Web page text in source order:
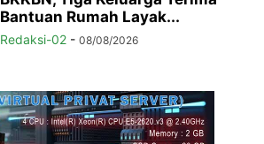
Bantuan Rumah Layak...
Redaksi-02 - 08/08/2026